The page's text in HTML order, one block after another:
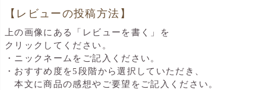
【レビューの投稿方法】
上の画像にある「レビューを書く」を
クリックしてください。
・ニックネームをご記入ください。
・おすすめ度を5段階から選択していただき、
本文に商品の感想やご要望をご記入ください。